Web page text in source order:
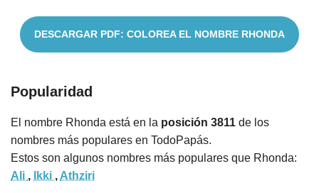
DESCARGAR PDF: COLOREA EL NOMBRE RHONDA
Popularidad
El nombre Rhonda está en la posición 3811 de los
nombres más populares en TodoPapás.
Estos son algunos nombres más populares que Rhonda:
Ali , Ikki , Athziri